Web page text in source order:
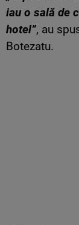
iau o sală de
hotel”, au
Botezatu.